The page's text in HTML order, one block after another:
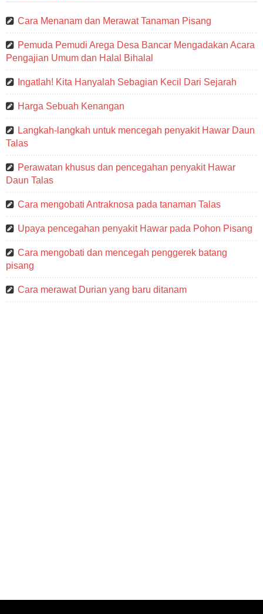
Cara Menanam dan Merawat Tanaman Pisang
Pemuda Pemudi Arega Desa Bancar Mengadakan Acara
Pengajian Umum dan Halal Bihalal
Ingatlah! Kita Hanyalah Sebagian Kecil Dari Sejarah
Harga Sebuah Kenangan
Langkah-langkah untuk mencegah penyakit Hawar Daun
Talas
Perawatan khusus dan pencegahan penyakit Hawar
Daun Talas
Cara mengobati Antraknosa pada tanaman Talas
Upaya pencegahan penyakit Hawar pada Pohon Pisang
Cara mengobati dan mencegah penggerek batang
pisang
Cara merawat Durian yang baru ditanam